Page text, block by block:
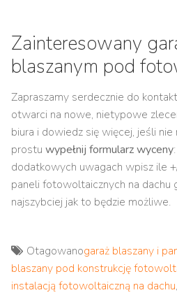
Zainteresowany
blaszanym pod
Zapraszamy serdecznie do
otwarci na nowe, nietypowe
biura i dowiedz się więcej, jeśli
prostu wypełnij formularz wyceny:
dodatkowych uwagach wpisz ile
paneli fotowoltaicznych na dachu
najszybciej jak to będzie możliwe.
Otagowanogaraż blaszany i
blaszany pod konstrukcję
instalacją fotowoltaiczną na dachu,